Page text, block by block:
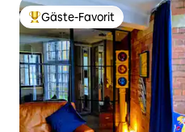
Beliebter Gäste-Favorit.
Gäste-Favorit